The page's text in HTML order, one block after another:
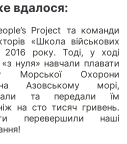
вдалося:
Project та команди
«Школа військових
2016 року. Тоді, у ході
нуля» навчали плавати
Морської Охорони
на Азовському морі,
та передали їм
на сто тисяч гривень.
перевершили наші